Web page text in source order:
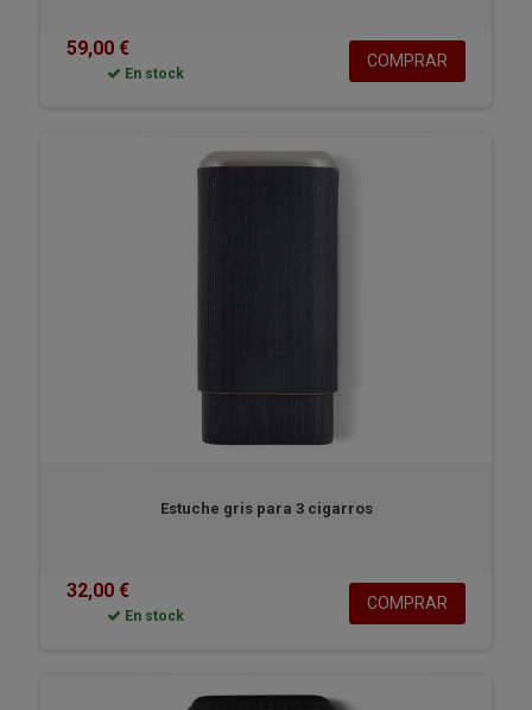
59,00 €
En stock
COMPRAR
Estuche gris para 3 cigarros
32,00 €
En stock
COMPRAR